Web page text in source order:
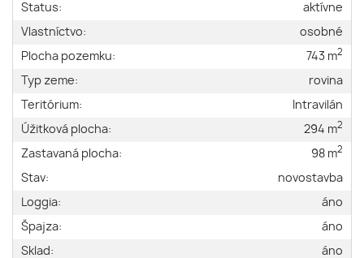
Status:
aktívne
Vlastníctvo:
osobné
Plocha pozemku:
743 m2
Typ zeme:
rovina
Teritórium:
Intravilán
Úžitková plocha:
294 m2
Zastavaná plocha: 98 m2
Stav:
novostavba
Loggia:
áno
Špajza:
áno
Sklad:
áno